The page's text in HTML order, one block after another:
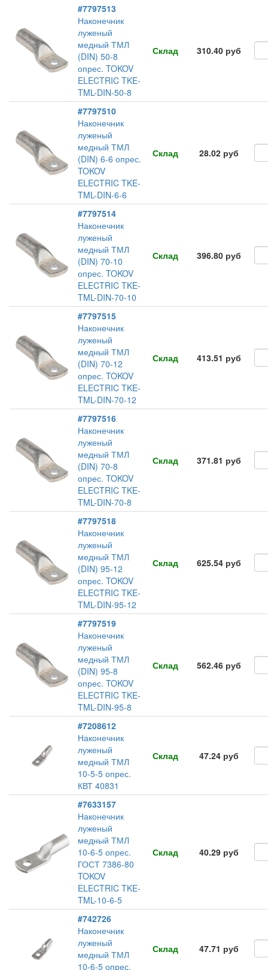
#7797513
Наконечник
луженый
медный ТМЛ
(DIN) 50-8
опрес. TOKOV
ELECTRIC TKE-
TML-DIN-50-8
Склад 310.40 руб
#7797510
Наконечник
луженый
медный ТМЛ
(DIN) 6-6 опрес.
TOKOV
ELECTRIC TKE-
TML-DIN-6-6
Склад 28.02 руб
#7797514
Наконечник
луженый
медный ТМЛ
(DIN) 70-10
опрес. TOKOV
ELECTRIC TKE-
TML-DIN-70-10
Склад 396.80 руб
#7797515
Наконечник
луженый
медный ТМЛ
(DIN) 70-12
опрес. TOKOV
ELECTRIC TKE-
TML-DIN-70-12
Склад 413.51 руб
#7797516
Наконечник
луженый
медный ТМЛ
(DIN) 70-8
опрес. TOKOV
ELECTRIC TKE-
TML-DIN-70-8
Склад 371.81 руб
#7797518
Наконечник
луженый
медный ТМЛ
(DIN) 95-12
опрес. TOKOV
ELECTRIC TKE-
TML-DIN-95-12
Склад 625.54 руб
#7797519
Наконечник
луженый
медный ТМЛ
(DIN) 95-8
опрес. TOKOV
ELECTRIC TKE-
TML-DIN-95-8
Склад 562.46 руб
#7208612
Наконечник
луженый
медный ТМЛ
10-5-5 опрес.
КВТ 40831
Склад 47.24 руб
#7633157
Наконечник
луженый
медный ТМЛ
10-6-5 опрес.
ГОСТ 7386-80
TOKOV
ELECTRIC TKE-
TML-10-6-5
Склад 40.29 руб
#742726
Наконечник
луженый
медный ТМЛ
10-6-5 опрес.
Склад 47.71 руб